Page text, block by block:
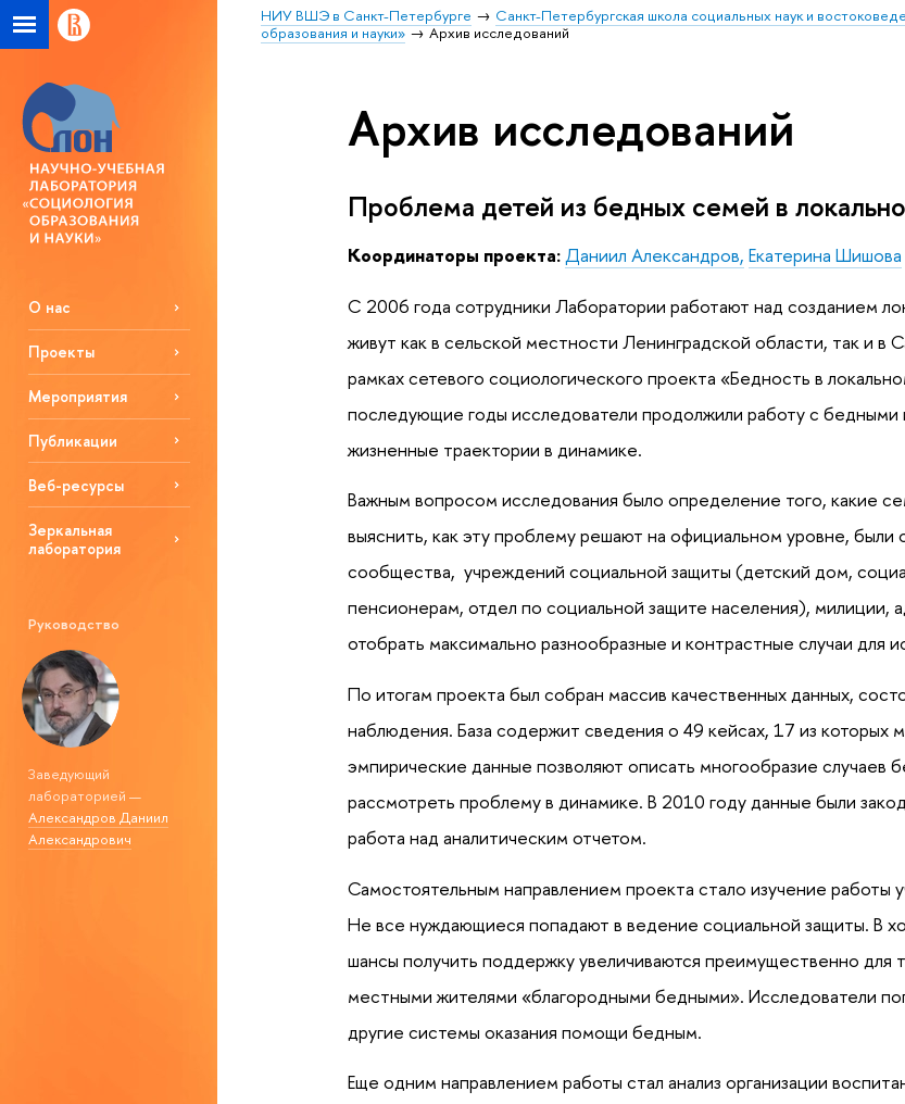
НИУ ВШЭ в Санкт-Петербурге Санкт-Петербургская школа социальных наук и
образования и науки»
Архив исследований
О нас
Проекты
Мероприятия
Публикации
Веб-ресурсы
Зеркальная
лаборатория
Руководство
Заведующий
лабораторией —
Александров Даниил
Александрович
Архив исследований
Проблема детей из бедных семей в
Координаторы проекта:Даниил Александров, Екатерина Шишова
С 2006 года сотрудники Лаборатории работают над созданием
живут как в сельской местности Ленинградской области, так и
рамках сетевого социологического проекта «Бедность в
последующие годы исследователи продолжили работу с
жизненные траектории в динамике.
Важным вопросом исследования было определение того, какие
выяснить, как эту проблему решают на официальном уровне,
сообщества, учреждений социальной защиты (детский дом,
пенсионерам, отдел по социальной защите населения), милиции,
отобрать максимально разнообразные и контрастные случаи для
По итогам проекта был собран массив качественных данных,
наблюдения. База содержит сведения о 49 кейсах, 17 из
эмпирические данные позволяют описать многообразие
рассмотреть проблему в динамике. В 2010 году данные были
работа над аналитическим отчетом.
Самостоятельным направлением проекта стало изучение
Не все нуждающиеся попадают в ведение социальной защиты. В
шансы получить поддержку увеличиваются преимущественно
местными жителями «благородными бедными». Исследователи
другие системы оказания помощи бедным.
Еще одним направлением работы стал анализ организации